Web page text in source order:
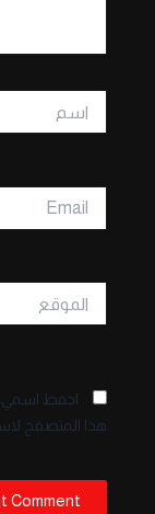
احفظ اسمي،
هذا المتصفح